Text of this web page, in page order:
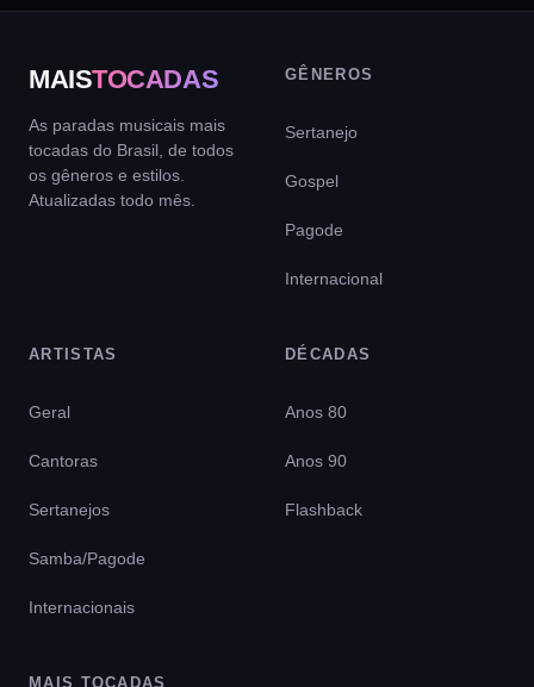
MAISTOCADAS
As paradas musicais mais
tocadas do Brasil, de todos
os gêneros e estilos.
Atualizadas todo mês.
GÊNEROS
Sertanejo
Gospel
Pagode
Internacional
ARTISTAS
Geral
Cantoras
Sertanejos
Samba/Pagode
Internacionais
DÉCADAS
Anos 80
Anos 90
Flashback
MAIS TOCADAS